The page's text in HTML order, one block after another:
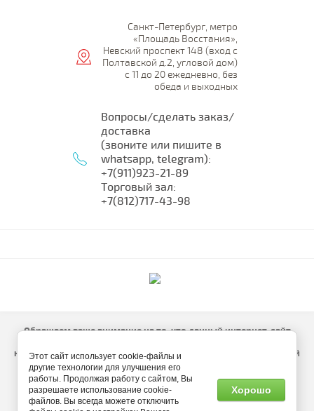
Санкт-Петербург, метро
«Площадь Восстания»,
Невский проспект 148 (вход с
Полтавской д.2, угловой дом)
с 11 до 20 ежедневно, без
обеда и выходных
Вопросы/сделать заказ/
доставка
(звоните или пишите в
whatsapp, telegram):
+7(911)923-21-89
Торговый зал:
+7(812)717-43-98
Обращаем ваше внимание на то, что данный интернет-сайт
каких условиях не является публичной офертой, определяемой
положениями Статьи 437 (2) Гражданского кодекса РФ.
Изображение и описание товара носит информационный
характер и может отличаться от оригинала.
Этот сайт использует cookie-файлы и
другие технологии для улучшения его
работы. Продолжая работу с сайтом, Вы
разрешаете использование cookie-
файлов. Вы всегда можете отключить
Хорошо